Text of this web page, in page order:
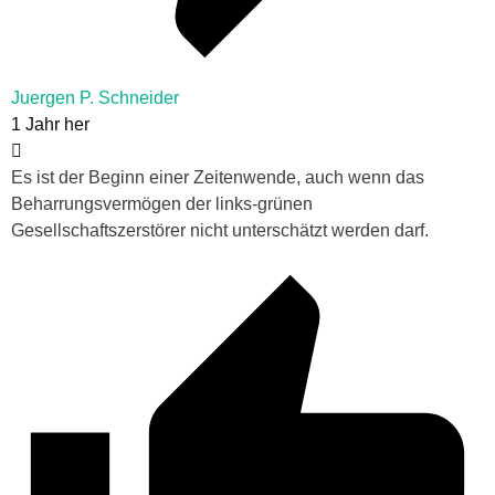
Juergen P. Schneider
1 Jahr her
Es ist der Beginn einer Zeitenwende, auch wenn das
Beharrungsvermögen der links-grünen
Gesellschaftszerstörer nicht unterschätzt werden darf.